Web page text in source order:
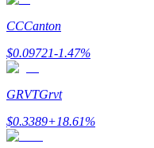
Ticaret bilgileri vb.
CCCanton
$0.09721-1.47%
GRVTGrvt
$0.3389+18.61%